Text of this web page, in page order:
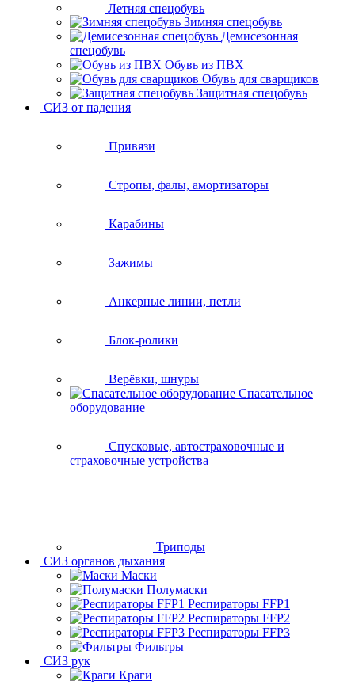
Летняя спецобувь
Зимняя спецобувь
Демисезонная
спецобувь
Обувь из ПВХ
Обувь для сварщиков
Защитная спецобувь
СИЗ от падения
Привязи
Стропы, фалы, амортизаторы
Карабины
Зажимы
Анкерные линии, петли
Блок-ролики
Верёвки, шнуры
Спасательное
оборудование
Спусковые, автостраховочные и
страховочные устройства
Триподы
СИЗ органов дыхания
Маски
Полумаски
Респираторы FFP1
Респираторы FFP2
Респираторы FFP3
Фильтры
СИЗ рук
Краги